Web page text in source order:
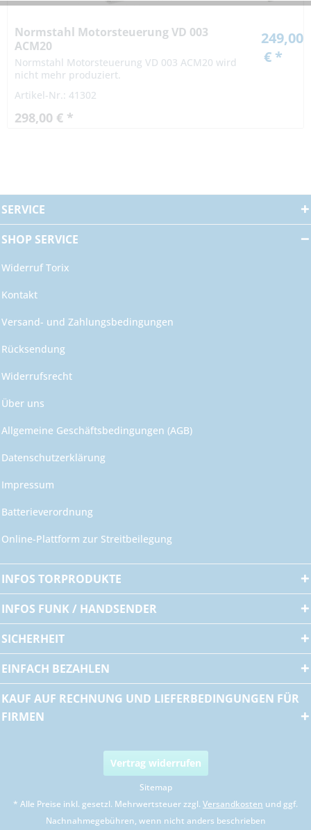
Normstahl Motorsteuerung VD 003
ACM20
Normstahl Motorsteuerung VD 003 ACM20 wird
nicht mehr produziert.
Artikel-Nr.: 41302
298,00 € *
249,00
€ *
SERVICE
SHOP SERVICE
Widerruf Torix
Kontakt
Versand- und Zahlungsbedingungen
Rücksendung
Widerrufsrecht
Über uns
Allgemeine Geschäftsbedingungen (AGB)
Datenschutzerklärung
Impressum
Batterieverordnung
Online-Plattform zur Streitbeilegung
INFOS TORPRODUKTE
INFOS FUNK / HANDSENDER
SICHERHEIT
EINFACH BEZAHLEN
KAUF AUF RECHNUNG UND LIEFERBEDINGUNGEN FÜR
FIRMEN
Vertrag widerrufen
Sitemap
* Alle Preise inkl. gesetzl. Mehrwertsteuer zzgl. Versandkosten und ggf.
Nachnahmegebühren, wenn nicht anders beschrieben